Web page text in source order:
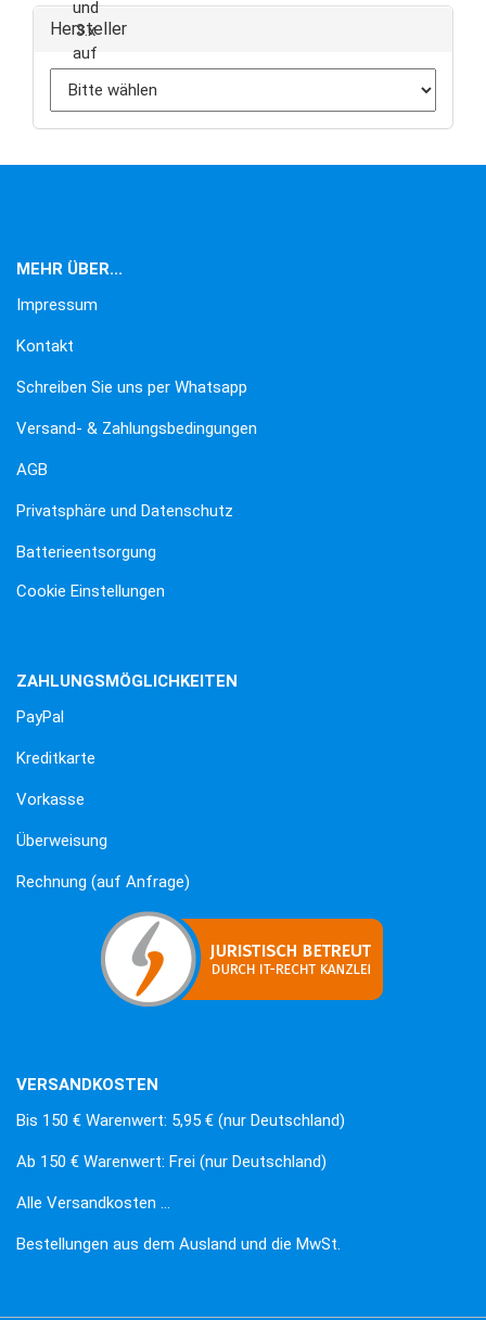
Hersteller
MEHR ÜBER...
Impressum
Kontakt
Schreiben Sie uns per Whatsapp
Versand- & Zahlungsbedingungen
AGB
Privatsphäre und Datenschutz
Batterieentsorgung
Cookie Einstellungen
ZAHLUNGSMÖGLICHKEITEN
PayPal
Kreditkarte
Vorkasse
Überweisung
Rechnung (auf Anfrage)
VERSANDKOSTEN
Bis 150 € Warenwert: 5,95 € (nur Deutschland)
Ab 150 € Warenwert: Frei (nur Deutschland)
Alle Versandkosten …
Bestellungen aus dem Ausland und die MwSt.